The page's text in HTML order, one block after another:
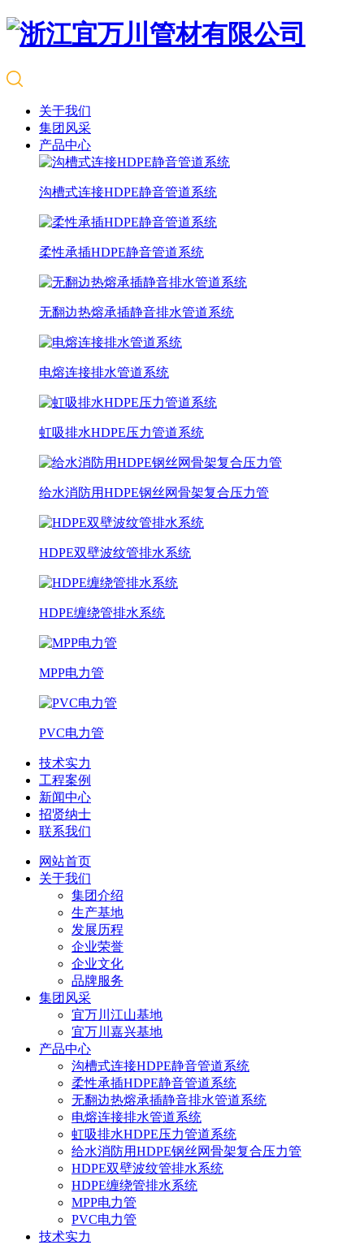
关于我们
集团风采
产品中心
沟槽式连接HDPE静音管道系统
柔性承插HDPE静音管道系统
无翻边热熔承插静音排水管道系统
电熔连接排水管道系统
虹吸排水HDPE压力管道系统
给水消防用HDPE钢丝网骨架复合压力管
HDPE双壁波纹管排水系统
HDPE缠绕管排水系统
MPP电力管
PVC电力管
技术实力
工程案例
新闻中心
招贤纳士
联系我们
网站首页
关于我们
集团介绍
生产基地
发展历程
企业荣誉
企业文化
品牌服务
集团风采
宜万川江山基地
宜万川嘉兴基地
产品中心
沟槽式连接HDPE静音管道系统
柔性承插HDPE静音管道系统
无翻边热熔承插静音排水管道系统
电熔连接排水管道系统
虹吸排水HDPE压力管道系统
给水消防用HDPE钢丝网骨架复合压力管
HDPE双壁波纹管排水系统
HDPE缠绕管排水系统
MPP电力管
PVC电力管
技术实力